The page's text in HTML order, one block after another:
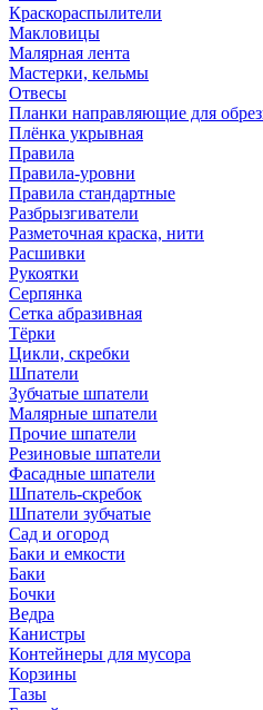
Краскораспылители
Макловицы
Малярная лента
Мастерки, кельмы
Отвесы
Планки направляющие для
Плёнка укрывная
Правила
Правила-уровни
Правила стандартные
Разбрызгиватели
Разметочная краска, нити
Расшивки
Рукоятки
Серпянка
Сетка абразивная
Тёрки
Цикли, скребки
Шпатели
Зубчатые шпатели
Малярные шпатели
Прочие шпатели
Резиновые шпатели
Фасадные шпатели
Шпатель-скребок
Шпатели зубчатые
Сад и огород
Баки и емкости
Баки
Бочки
Ведра
Канистры
Контейнеры для мусора
Корзины
Тазы